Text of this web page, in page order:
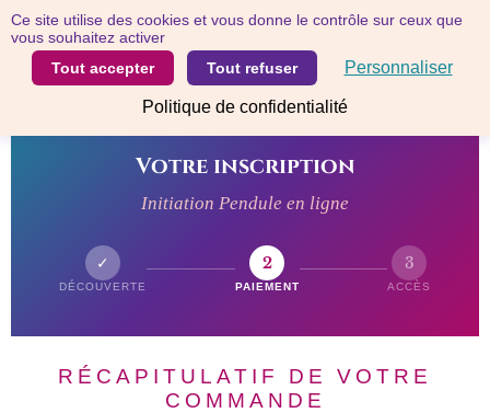
Ce site utilise des cookies et vous donne le contrôle sur ceux que
vous souhaitez activer
Tout accepter
Tout refuser Personnaliser
Politique de confidentialité
✦ Chemin de Tara · l'école ✦
CHEMIN DE TARA · L'ÉCOLE
Votre inscription
Initiation Pendule en ligne
✓
DÉCOUVERTE
2
PAIEMENT
3
ACCÈS
RÉCAPITULATIF DE VOTRE
COMMANDE